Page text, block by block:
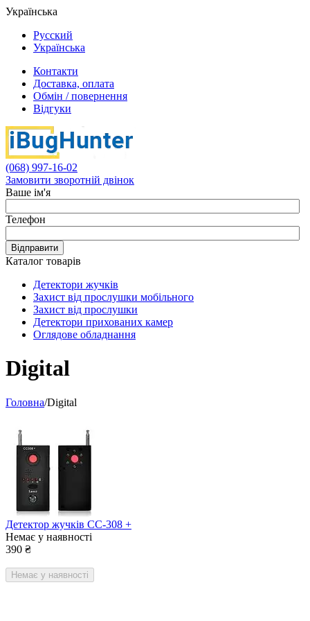
Українська
Русский
Українська
Контакти
Доставка, оплата
Обмін / повернення
Відгуки
(068) 997-16-02
Замовити зворотній двінок
Ваше ім'я
Телефон
Відправити
Каталог товарів
Детектори жучків
Захист від прослушки мобільного
Захист від прослушки
Детектори прихованих камер
Оглядове обладнання
Digital
Головна/Digital
Детектор жучків CC-308 +
Немає у наявності
390 ₴
Немає у наявності